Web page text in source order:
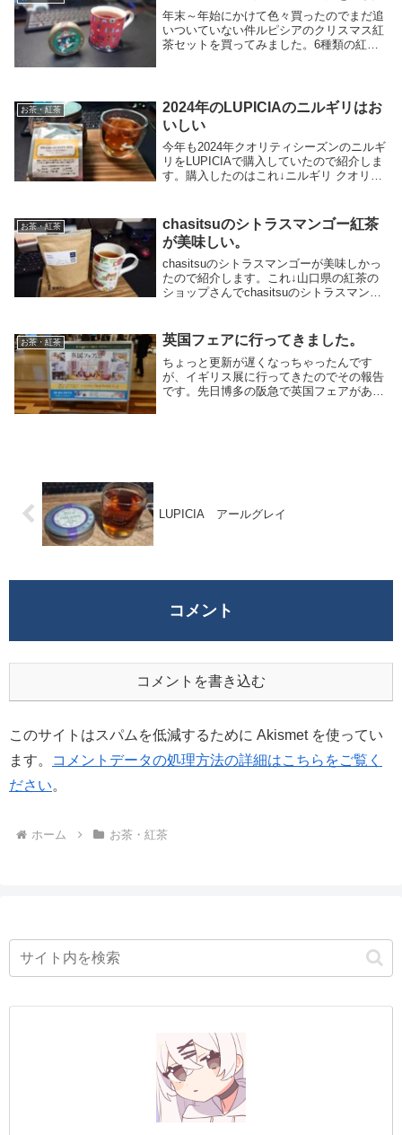
年末～年始にかけて色々買ったのでまだ追
いついていない件ルピシアのクリスマス紅
茶セットを買ってみました。6種類の紅茶
ク...
お茶・紅茶
2024年のLUPICIAのニルギリはお
いしい
今年も2024年クオリティシーズンのニルギ
リをLUPICIAで購入していたので紹介しま
す。購入したのはこれ↓ニルギリ クオリテ
引き立っておいし...
お茶・紅茶
chasitsuのシトラスマンゴー紅茶
が美味しい。
chasitsuのシトラスマンゴーが美味しかっ
たので紹介します。これ↓山口県の紅茶の
ショップさんでchasitsuのシトラスマンゴ
ーの甘い香りとグレープフルーツの柑...
お茶・紅茶 英国フェアに行ってきました。
ちょっと更新が遅くなっちゃったんです
が、イギリス展に行ってきたのでその報告
です。先日博多の阪急で英国フェアがあっ
LUPICIA アールグレイ
コメント
コメントを書き込む
このサイトはスパムを低減するために Akismet を使ってい
ます。
コメントデータの処理方法の詳細はこちらをご覧く
ださい。
ホーム お茶・紅茶